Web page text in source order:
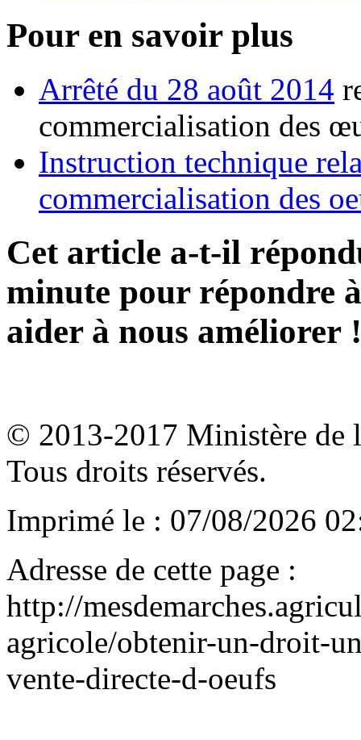
Pour en savoir plus
Arrêté du 28 août 2014
commercialisation des
Instruction technique
commercialisation des
Cet article a-t-il
minute pour répondre
aider à nous améliorer !
© 2013-2017 Ministère de
Tous droits réservés.
Imprimé le : 07/08/2026
Adresse de cette page :
http://
agricole/obtenir-un-droit-
vente-directe-d-oeufs